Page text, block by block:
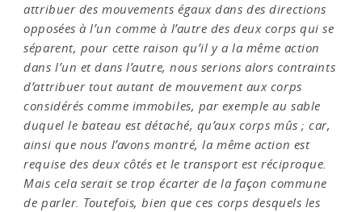
attribuer des mouvements égaux dans des directions
opposées à l’un comme à l’autre des deux corps qui se
séparent, pour cette raison qu’il y a la même action
dans l’un et dans l’autre, nous serions alors contraints
d’attribuer tout autant de mouvement aux corps
considérés comme immobiles, par exemple au sable
duquel le bateau est détaché, qu’aux corps mûs ; car,
ainsi que nous l’avons montré, la même action est
requise des deux côtés et le transport est réciproque.
Mais cela serait se trop écarter de la façon commune
de parler. Toutefois, bien que ces corps desquels les